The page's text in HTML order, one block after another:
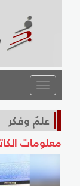
القائمة
علمٌ وفكر
الكاتب :